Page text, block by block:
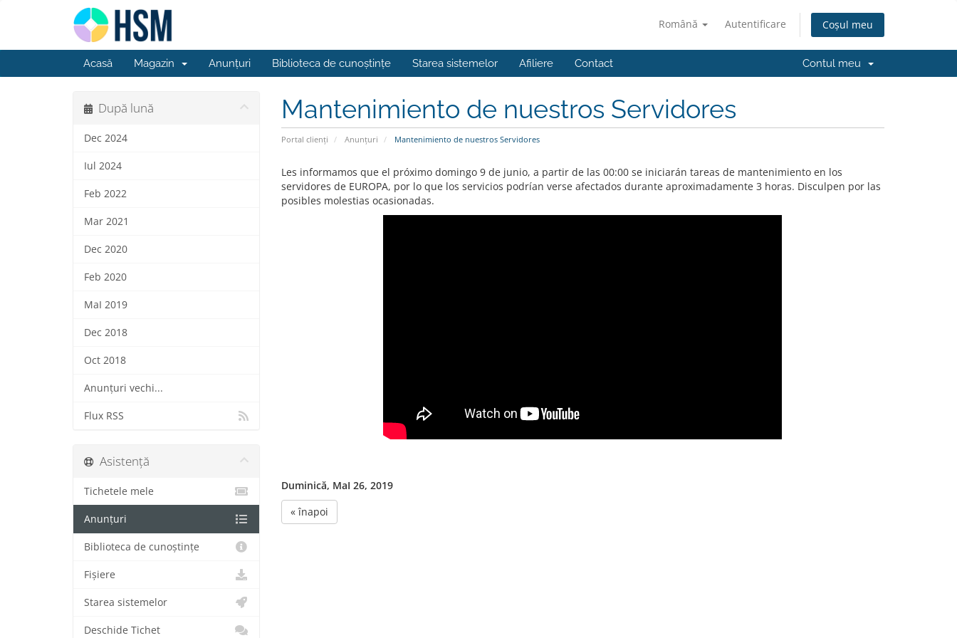
Română Autentificare Coșul meu
Acasă Magazin Anunțuri Biblioteca de cunoștințe Starea sistemelor Afiliere Contact Contul meu
Mantenimiento de nuestros Servidores
Portal clienți Anunțuri Mantenimiento de nuestros Servidores
După lună
Dec 2024
Iul 2024
Feb 2022
Mar 2021
Dec 2020
Feb 2020
MaI 2019
Dec 2018
Oct 2018
Anunțuri vechi...
Flux RSS
Les informamos que el próximo domingo 9 de junio, a partir de las 00:00 se iniciarán tareas de mantenimiento en los
servidores de EUROPA, por lo que los servicios podrían verse afectados durante aproximadamente 3 horas. Disculpen por las
posibles molestias ocasionadas.
Duminică, MaI 26, 2019
« înapoi
Asistență
Tichetele mele
Anunțuri
Biblioteca de cunoștințe
Fișiere
Starea sistemelor
Deschide Tichet